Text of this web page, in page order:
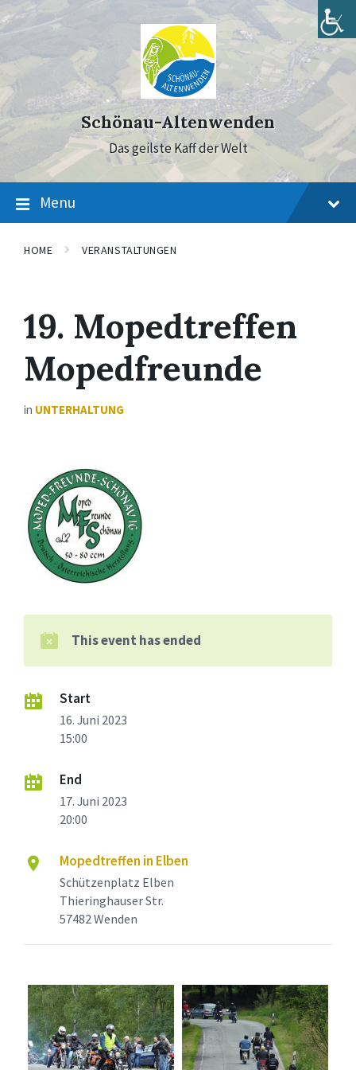
to
content
to
main
navigation
to
footer
Schönau-Altenwenden
Das geilste Kaff der Welt
Menu
HOME VERANSTALTUNGEN
19. Mopedtreffen
Mopedfreunde
in UNTERHALTUNG
This event has ended
Start
16. Juni 2023
15:00
End
17. Juni 2023
20:00
Mopedtreffen in Elben
Schützenplatz Elben
Thieringhauser Str.
57482 Wenden